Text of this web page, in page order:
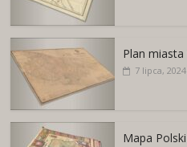
Plan miasta
7 lipca, 2024
Mapa